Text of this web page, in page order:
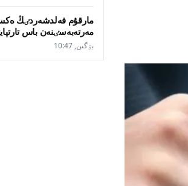
مارقۇم فەلدشەردٸڭ
مەرتەبەسٸنەن باس
بٷگىن, 10:47